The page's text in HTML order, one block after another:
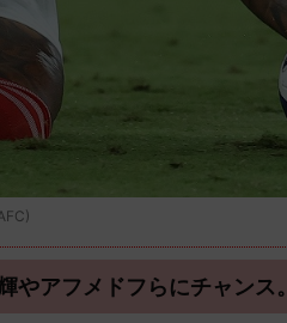
アフメドフらにチャンス。